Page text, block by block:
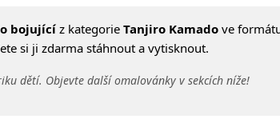
bojujícíz kategorie Tanjiro Kamadove formátu
si ji zdarma stáhnout a vytisknout.
dětí. Objevte další omalovánky v sekcích níže!